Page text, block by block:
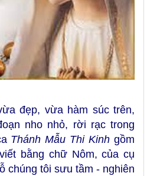
đẹp, vừa hàm súc trên,
nho nhỏ, rời rạc trong
Thánh Mẫu Thi Kinhgồm
bằng chữ Nôm, của cụ
chúng tôi sưu tầm - nghiên